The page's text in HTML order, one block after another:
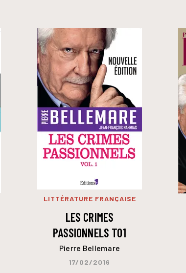
LITTÉRATURE FRANÇAISE
LES CRIMES
PASSIONNELS TO1
Pierre Bellemare
17/02/2016